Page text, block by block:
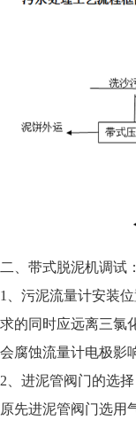
二、带式脱泥机调试：
1、污泥流量计安装
求的同时应远离三氯
会腐蚀流量计电极影
2、进泥管阀门的选择
原先进泥管阀门选用